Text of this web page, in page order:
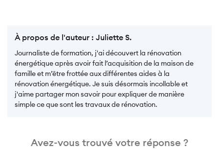
À propos de l'auteur : Juliette S.
Journaliste de formation, j'ai découvert la rénovation
énergétique après avoir fait l’acquisition de la maison de
famille et m’être frottée aux différentes aides à la
rénovation énergétique. Je suis désormais incollable et
j'aime partager mon savoir pour expliquer de manière
simple ce que sont les travaux de rénovation.
Avez-vous trouvé votre réponse ?